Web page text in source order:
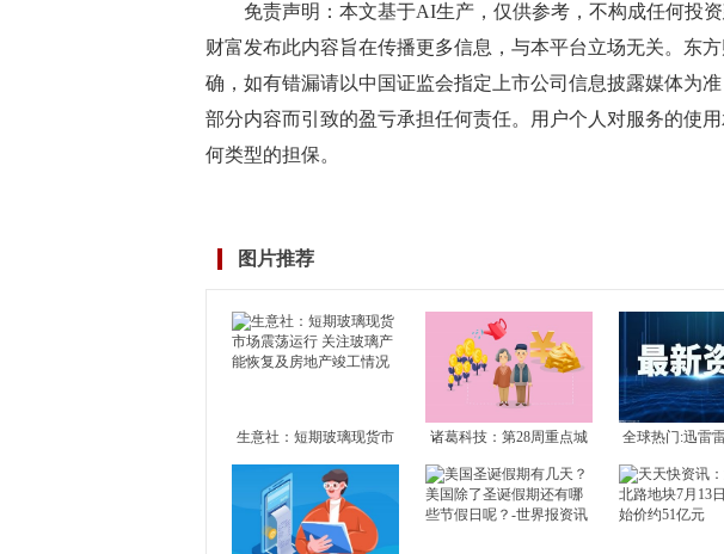
免责声明：本文基于AI生产，仅供参考，不构成任何投
财富发布此内容旨在传播更多信息，与本平台立场无关。东
确，如有错漏请以中国证监会指定上市公司信息披露媒体为
部分内容而引致的盈亏承担任何责任。用户个人对服务的使
何类型的担保。
图片推荐
生意社：短期玻璃现货市
场震荡运行 关注玻璃产能
恢复及房地产竣工情况
诸葛科技：第28周重点城
市成交止升转降 北京新房
成交独升 其余14城全部下
全球热门:迅雷
置介绍 雷鸟手